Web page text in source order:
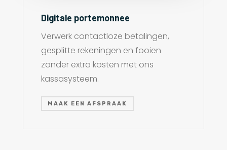
Digitale portemonnee
Verwerk contactloze betalingen,
gesplitte rekeningen en fooien
zonder extra kosten met ons
kassasysteem.
MAAK EEN AFSPRAAK